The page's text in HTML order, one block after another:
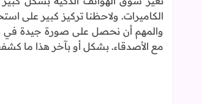
الكاميرات. ولاحظنا تركيز كبير على
والمهم أن نحصل على صورة جيدة
مع الأصدقاء. بشكل أو بآخر هذا ما